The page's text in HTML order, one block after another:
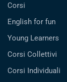
Corsi
English for fun
Young Learners
Corsi Collettivi
Corsi Individuali